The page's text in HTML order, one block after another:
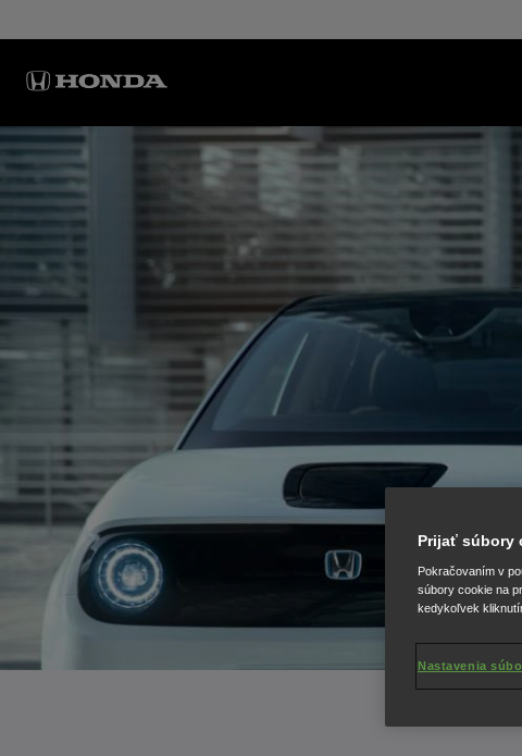
Prijať súbory
Pokračovaním v
súbory cookie na
kedykoľvek
Nastavenia